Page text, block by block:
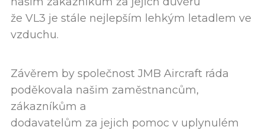
že VL3 je stále nejlepším lehkým letadlem ve
vzduchu.
Závěrem by společnost JMB Aircraft ráda
poděkovala našim zaměstnancům,
zákazníkům a
dodavatelům za jejich pomoc v uplynulém